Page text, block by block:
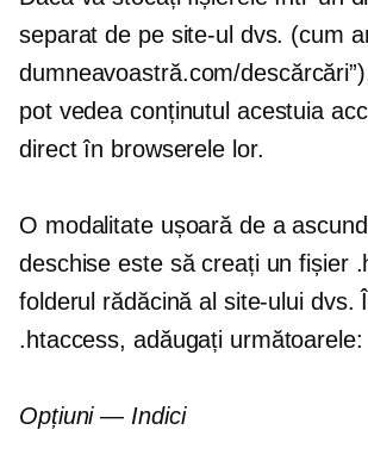
separat de pe site-ul dvs. (cum
dumneavoastră.com/
pot vedea conținutul acestuia
direct în browserele lor.
O modalitate ușoară de a
deschise este să creați un fișier
folderul rădăcină al site-ului dvs.
.htaccess, adăugați următoarele:
Opțiuni — Indici